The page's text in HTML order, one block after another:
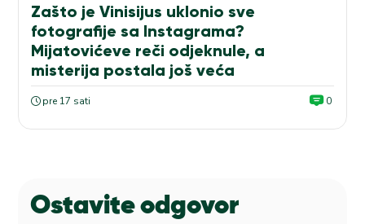
Zašto je Vinisijus uklonio sve
fotografije sa Instagrama?
Mijatovićeve reči odjeknule, a
misterija postala još veća
pre 17 sati 0
Ostavite odgovor